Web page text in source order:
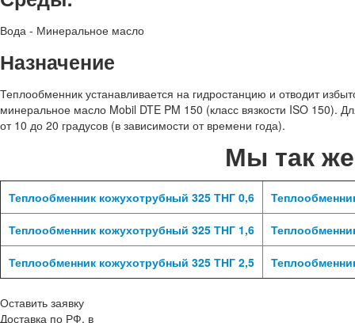
Вода - Минеральное масло
Назначение
Теплообменник устанавливается на гидростанцию и отводит
минеральное масло Mobil DTE PM 150 (класс вязкости ISO 150).
от 10 до 20 градусов (в зависимости от времени года).
Мы так
Теплообменник кожухотрубный 325 ТНГ 0,6
Теплообменник кожухотрубный 325 ТНГ 1,6
Теплообменник кожухотрубный 325 ТНГ 2,5
Оставить заявку
Доставка по РФ, в